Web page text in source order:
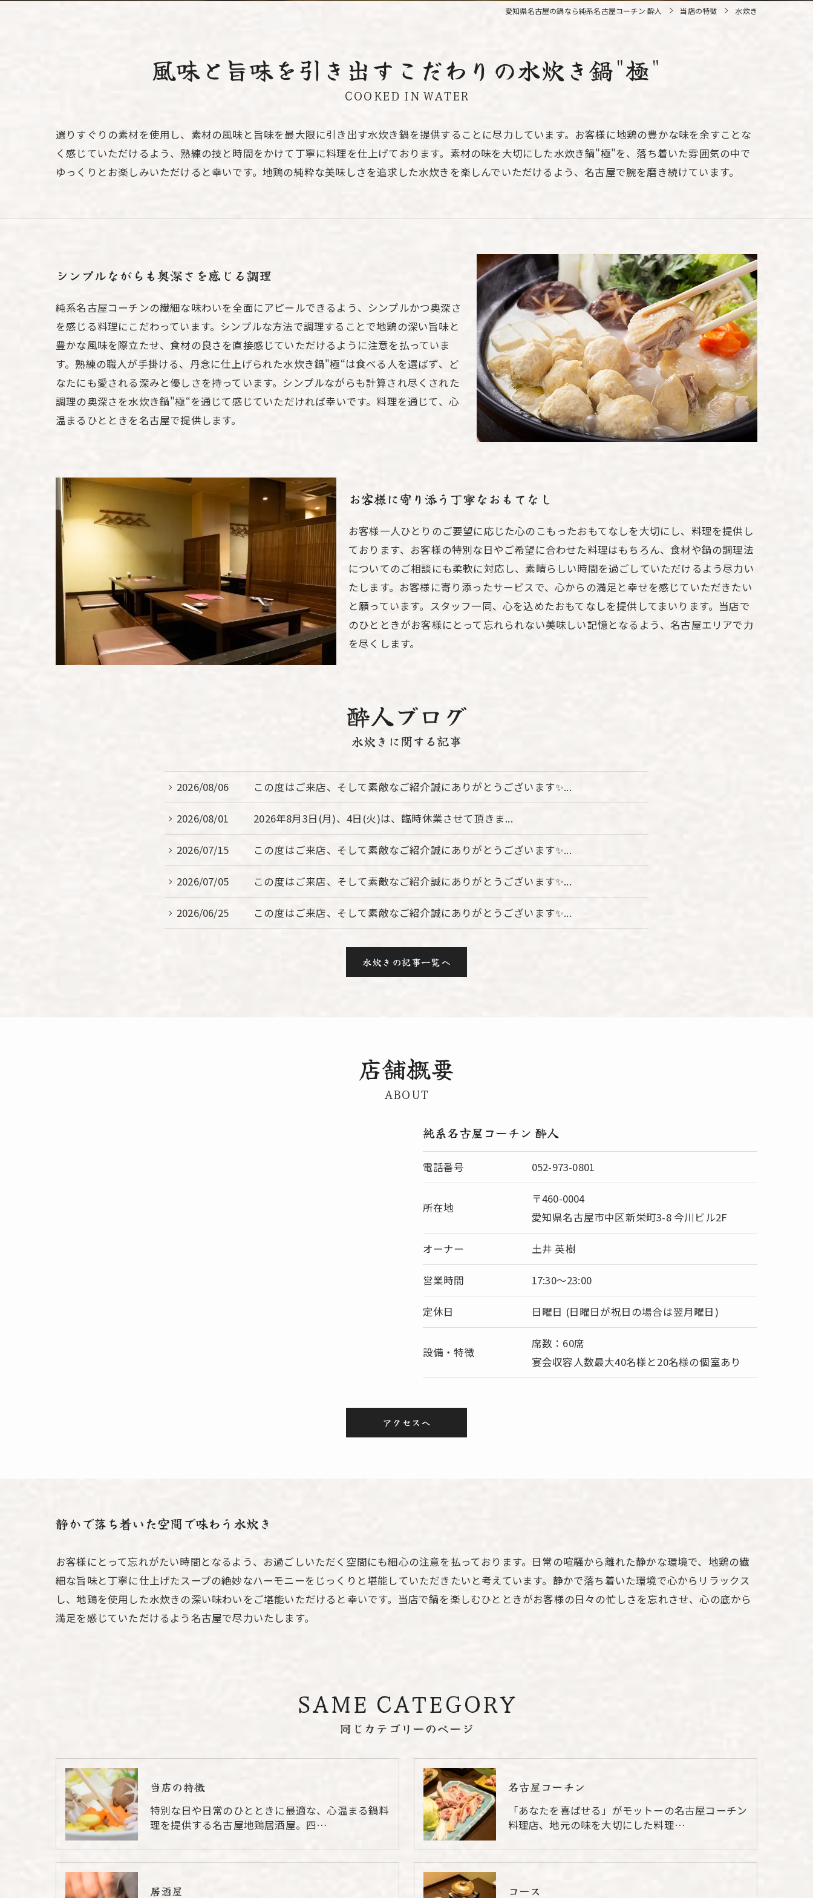
愛知県名古屋の鍋なら純系名古屋コーチン 酔人 当店の特徴 水炊き
風味と旨味を引き出すこだわりの水炊き鍋"極"
COOKED IN WATER
選りすぐりの素材を使用し、素材の風味と旨味を最大限に引き出す水炊き鍋を提供することに尽力しています。お客様に地鶏の豊かな味を余すことな
く感じていただけるよう、熟練の技と時間をかけて丁寧に料理を仕上げております。素材の味を大切にした水炊き鍋"極"を、落ち着いた雰囲気の中で
ゆっくりとお楽しみいただけると幸いです。地鶏の純粋な美味しさを追求した水炊きを楽しんでいただけるよう、名古屋で腕を磨き続けています。
シンプルながらも奥深さを感じる調理
純系名古屋コーチンの繊細な味わいを全面にアピールできるよう、シンプルかつ奥深さ
を感じる料理にこだわっています。シンプルな方法で調理することで地鶏の深い旨味と
豊かな風味を際立たせ、食材の良さを直接感じていただけるように注意を払っていま
す。熟練の職人が手掛ける、丹念に仕上げられた水炊き鍋"極“は食べる人を選ばず、ど
なたにも愛される深みと優しさを持っています。シンプルながらも計算され尽くされた
調理の奥深さを水炊き鍋"極“を通じて感じていただければ幸いです。料理を通じて、心
温まるひとときを名古屋で提供します。
お客様に寄り添う丁寧なおもてなし
お客様一人ひとりのご要望に応じた心のこもったおもてなしを大切にし、料理を提供し
ております、お客様の特別な日やご希望に合わせた料理はもちろん、食材や鍋の調理法
についてのご相談にも柔軟に対応し、素晴らしい時間を過ごしていただけるよう尽力い
たします。お客様に寄り添ったサービスで、心からの満足と幸せを感じていただきたい
と願っています。スタッフ一同、心を込めたおもてなしを提供してまいります。当店で
のひとときがお客様にとって忘れられない美味しい記憶となるよう、名古屋エリアで力
を尽くします。
酔人ブログ
水炊きに関する記事
2026/08/06 この度はご来店、そして素敵なご紹介誠にありがとうございます✨...
2026/08/01 2026年8月3日(月)、4日(火)は、臨時休業させて頂きま...
2026/07/15 この度はご来店、そして素敵なご紹介誠にありがとうございます✨...
2026/07/05 この度はご来店、そして素敵なご紹介誠にありがとうございます✨...
2026/06/25 この度はご来店、そして素敵なご紹介誠にありがとうございます✨...
水炊きの記事一覧へ
店舗概要
ABOUT
純系名古屋コーチン 酔人
電話番号 052-973-0801
所在地
〒460-0004
愛知県名古屋市中区新栄町3-8 今川ビル2F
オーナー 土井 英樹
営業時間 17:30～23:00
定休日 日曜日 (日曜日が祝日の場合は翌月曜日)
設備・特徴
席数：60席
宴会収容人数最大40名様と20名様の個室あり
アクセスへ
静かで落ち着いた空間で味わう水炊き
お客様にとって忘れがたい時間となるよう、お過ごしいただく空間にも細心の注意を払っております。日常の喧騒から離れた静かな環境で、地鶏の繊
細な旨味と丁寧に仕上げたスープの絶妙なハーモニーをじっくりと堪能していただきたいと考えています。静かで落ち着いた環境で心からリラックス
し、地鶏を使用した水炊きの深い味わいをご堪能いただけると幸いです。当店で鍋を楽しむひとときがお客様の日々の忙しさを忘れさせ、心の底から
満足を感じていただけるよう名古屋で尽力いたします。
同じカテゴリーのページ
SAME CATEGORY
当店の特徴
特別な日や日常のひとときに最適な、心温まる鍋料
理を提供する名古屋地鶏居酒屋。四…
名古屋コーチン
「あなたを喜ばせる」がモットーの名古屋コーチン
料理店、地元の味を大切にした料理…
居酒屋 コース